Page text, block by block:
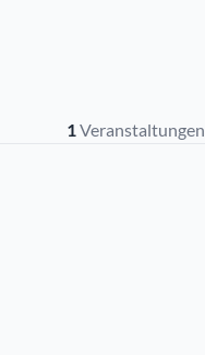
1Veranstaltungen